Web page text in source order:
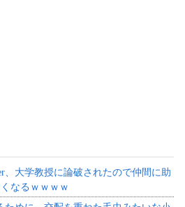
、大学教授に論破されたので仲間に助
なるｗｗｗｗ